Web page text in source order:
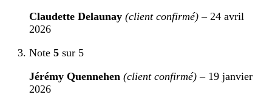
Claudette Delaunay (client confirmé) – 24 avril
2026
Note 5 sur 5
Jérémy Quennehen (client confirmé) – 19 janvier
2026